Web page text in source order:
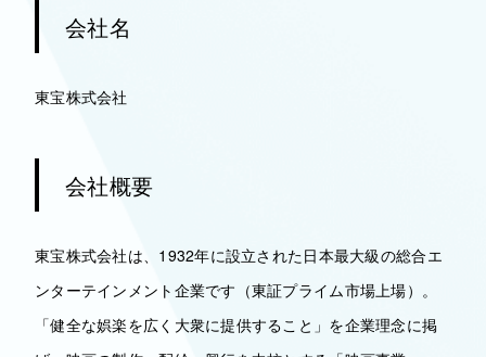
会社名
東宝株式会社
会社概要
東宝株式会社は、1932年に設立された日本最大級の総合エ
ンターテインメント企業です（東証プライム市場上場）。
「健全な娯楽を広く大衆に提供すること」を企業理念に掲